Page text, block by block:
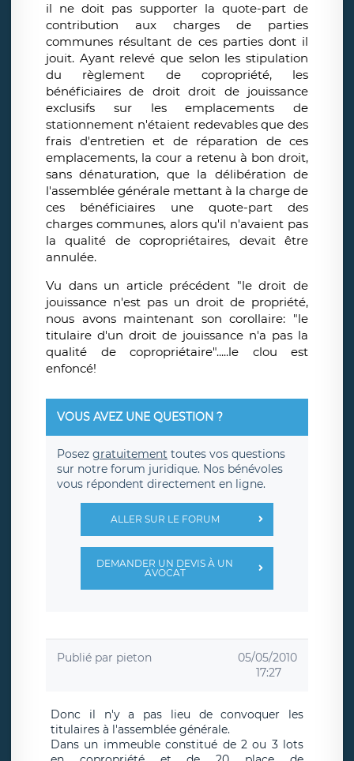
il ne doit pas supporter la quote-part de
contribution aux charges de parties
communes résultant de ces parties dont il
jouit. Ayant relevé que selon les stipulation
du règlement de copropriété, les
bénéficiaires de droit droit de jouissance
exclusifs sur les emplacements de
stationnement n'étaient redevables que des
frais d'entretien et de réparation de ces
emplacements, la cour a retenu à bon droit,
sans dénaturation, que la délibération de
l'assemblée générale mettant à la charge de
ces bénéficiaires une quote-part des
charges communes, alors qu'il n'avaient pas
la qualité de copropriétaires, devait être
annulée.
Vu dans un article précédent "le droit de
jouissance n'est pas un droit de propriété,
nous avons maintenant son corollaire: "le
titulaire d'un droit de jouissance n'a pas la
qualité de copropriétaire".....le clou est
enfoncé!
VOUS AVEZ UNE QUESTION ?
Posez gratuitement toutes vos questions
sur notre forum juridique. Nos bénévoles
vous répondent directement en ligne.
ALLER SUR LE FORUM
DEMANDER UN DEVIS À UN
AVOCAT
Publié par pieton
05/05/2010
17:27
Donc il n'y a pas lieu de convoquer les
titulaires à l'assemblée générale.
Dans un immeuble constitué de 2 ou 3 lots